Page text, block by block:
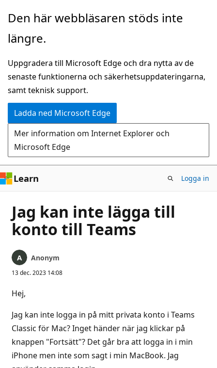
Hoppa
huvudinnehåll
Den här webbläsaren stöds inte
längre.
Uppgradera till Microsoft Edge och dra nytta av de
senaste funktionerna och säkerhetsuppdateringarna,
samt teknisk support.
Ladda ned Microsoft Edge
Mer information om Internet Explorer och
Microsoft Edge
Learn Logga in
Jag kan inte lägga till
konto till Teams
Anonym
13 dec. 2023 14:08
Hej,
Jag kan inte logga in på mitt privata konto i Teams
Classic för Mac? Inget händer när jag klickar på
knappen "Fortsätt"? Det går bra att logga in i min
iPhone men inte som sagt i min MacBook. Jag